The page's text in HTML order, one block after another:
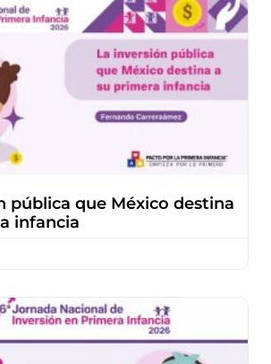
pública que México destina
infancia